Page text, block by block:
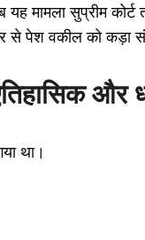
मामला सुप्रीम
से पेश वकील को कड़ा
और
था।